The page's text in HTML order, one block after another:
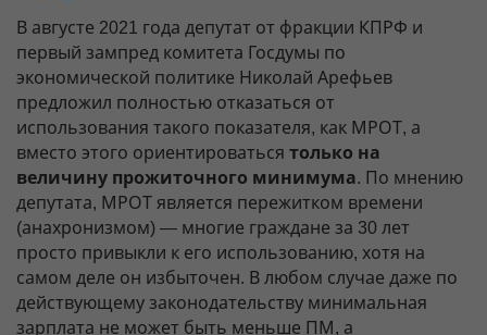
В августе 2021 года депутат от фракции КПРФ и
первый зампред комитета Госдумы по
экономической политике Николай Арефьев
предложил полностью отказаться от
использования такого показателя, как МРОТ, а
вместо этого ориентироваться только на
величину прожиточного минимума. По мнению
депутата, МРОТ является пережитком времени
(анахронизмом) — многие граждане за 30 лет
просто привыкли к его использованию, хотя на
самом деле он избыточен. В любом случае даже по
действующему законодательству минимальная
зарплата не может быть меньше ПМ, а